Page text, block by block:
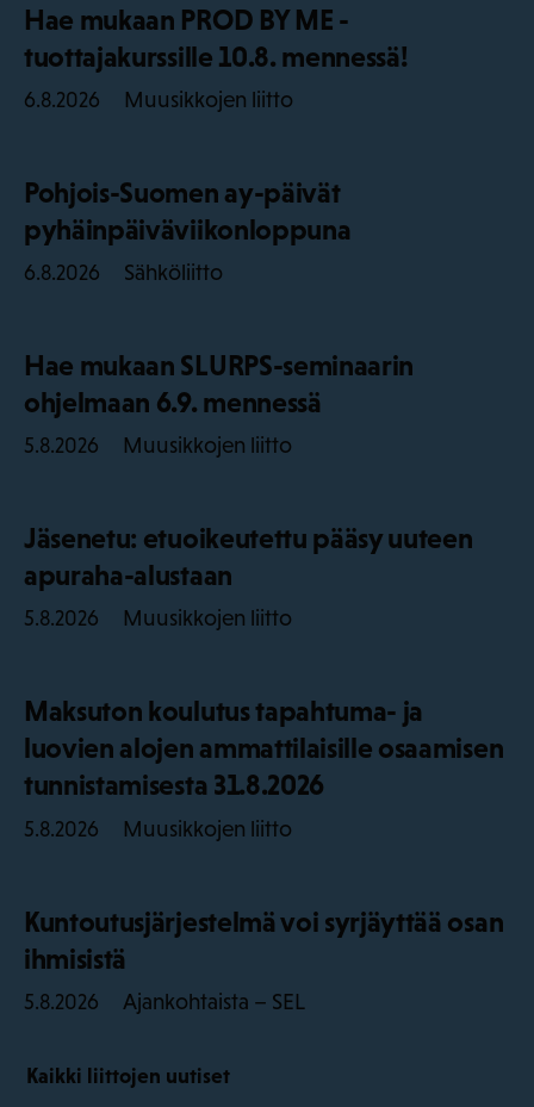
Hae mukaan PROD BY ME -
tuottajakurssille 10.8. mennessä!
6.8.2026 Muusikkojen liitto
Pohjois-Suomen ay-päivät
pyhäinpäiväviikonloppuna
6.8.2026 Sähköliitto
Hae mukaan SLURPS-seminaarin
ohjelmaan 6.9. mennessä
5.8.2026 Muusikkojen liitto
Jäsenetu: etuoikeutettu pääsy uuteen
apuraha-alustaan
5.8.2026 Muusikkojen liitto
Maksuton koulutus tapahtuma- ja
luovien alojen ammattilaisille osaamisen
tunnistamisesta 31.8.2026
5.8.2026 Muusikkojen liitto
Kuntoutusjärjestelmä voi syrjäyttää osan
ihmisistä
5.8.2026 Ajankohtaista – SEL
Kaikki liittojen uutiset